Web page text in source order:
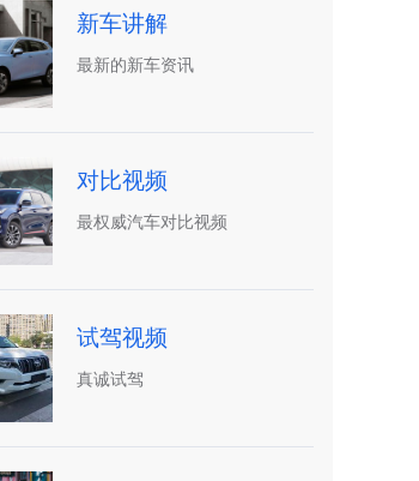
新车讲解
最新的新车资讯
对比视频
最权威汽车对比视频
试驾视频
真诚试驾